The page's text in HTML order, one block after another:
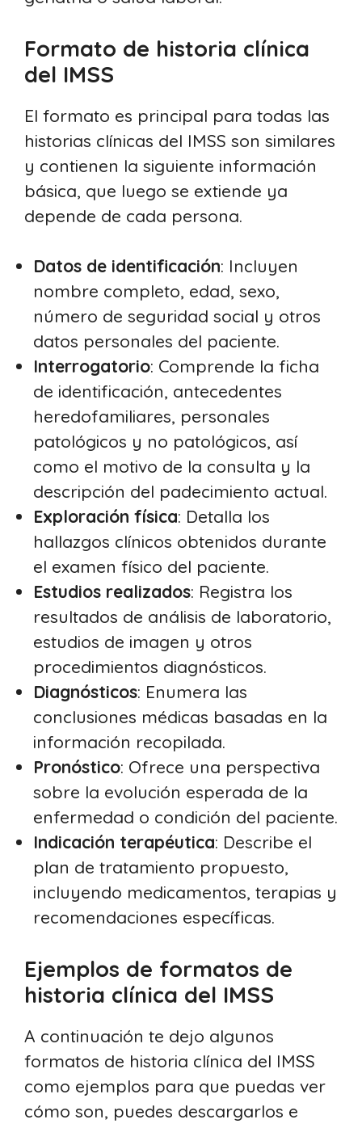
Formato de historia clínica
del IMSS
El formato es principal para todas las
historias clínicas del IMSS son similares
y contienen la siguiente información
básica, que luego se extiende ya
depende de cada persona.
Datos de identificación: Incluyen
nombre completo, edad, sexo,
número de seguridad social y otros
datos personales del paciente.
Interrogatorio: Comprende la ficha
de identificación, antecedentes
heredofamiliares, personales
patológicos y no patológicos, así
como el motivo de la consulta y la
descripción del padecimiento actual.
Exploración física: Detalla los
hallazgos clínicos obtenidos durante
el examen físico del paciente.
Estudios realizados: Registra los
resultados de análisis de laboratorio,
estudios de imagen y otros
procedimientos diagnósticos.
Diagnósticos: Enumera las
conclusiones médicas basadas en la
información recopilada.
Pronóstico: Ofrece una perspectiva
sobre la evolución esperada de la
enfermedad o condición del paciente.
Indicación terapéutica: Describe el
plan de tratamiento propuesto,
incluyendo medicamentos, terapias y
recomendaciones específicas.
Ejemplos de formatos de
historia clínica del IMSS
A continuación te dejo algunos
formatos de historia clínica del IMSS
como ejemplos para que puedas ver
cómo son, puedes descargarlos e